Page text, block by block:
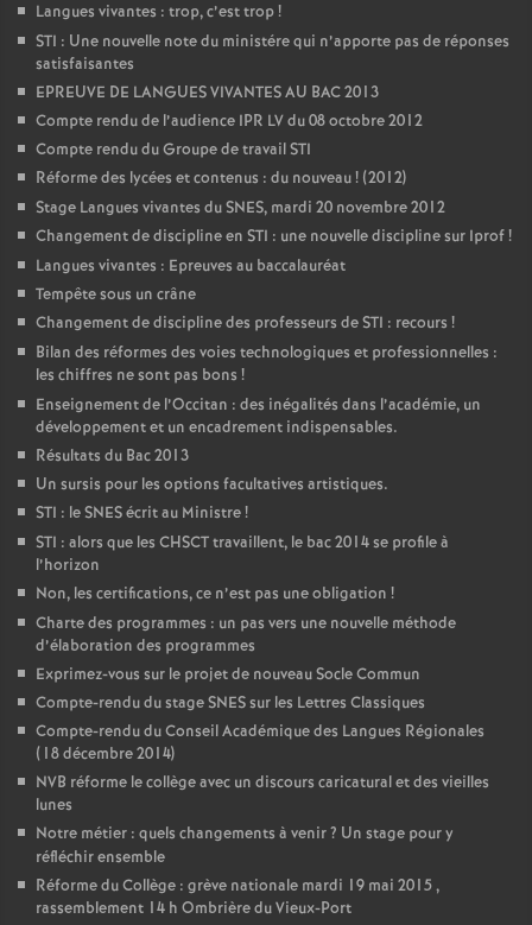
Langues vivantes : trop, c’est trop!
STI : Une nouvelle note du ministére qui n’apporte pas de réponses
satisfaisantes
EPREUVE DE LANGUES VIVANTES AU BAC 2013
Compte rendu de l’audience IPR LV du 08 octobre 2012
Compte rendu du Groupe de travail STI
Réforme des lycées et contenus : du nouveau! (2012)
Stage Langues vivantes du SNES, mardi 20 novembre 2012
Changement de discipline en STI : une nouvelle discipline sur Iprof!
Langues vivantes : Epreuves au baccalauréat
Tempête sous un crâne
Changement de discipline des professeurs de STI : recours !
Bilan des réformes des voies technologiques et professionnelles :
les chiffres ne sont pas bons !
Enseignement de l’Occitan : des inégalités dans l’académie, un
développement et un encadrement indispensables.
Résultats du Bac 2013
Un sursis pour les options facultatives artistiques.
STI : le SNES écrit au Ministre!
STI : alors que les CHSCT travaillent, le bac 2014 se profile à
l’horizon
Non, les certifications, ce n’est pas une obligation !
Charte des programmes : un pas vers une nouvelle méthode
d’élaboration des programmes
Exprimez-vous sur le projet de nouveau Socle Commun
Compte-rendu du stage SNES sur les Lettres Classiques
Compte-rendu du Conseil Académique des Langues Régionales
(18 décembre 2014)
NVB réforme le collège avec un discours caricatural et des vieilles
lunes
Notre métier : quels changements à venir? Un stage pour y
réfléchir ensemble
Réforme du Collège : grève nationale mardi 19 mai 2015 ,
rassemblement 14 h Ombrière du Vieux-Port